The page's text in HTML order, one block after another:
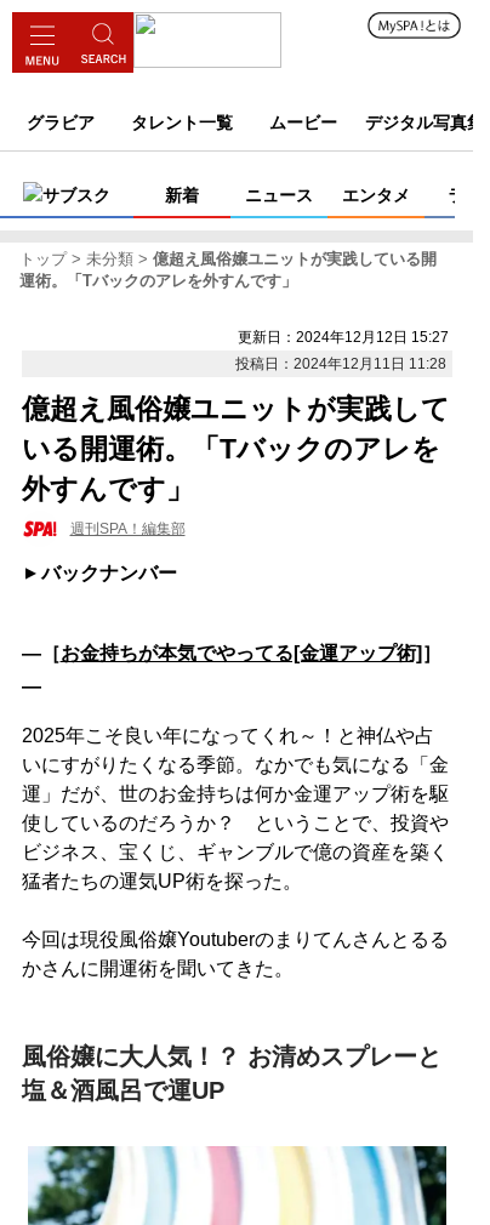
グラビア タレント一覧 ムービー デジタル写真集
サブスク 新着 ニュース エンタメ ライフ
トップ 未分類
億超え風俗嬢ユニットが実践している開
運術。「Tバックのアレを外すんです」
更新日：2024年12月12日 15:27
投稿日：2024年12月11日 11:28
億超え風俗嬢ユニットが実践して
いる開運術。「Tバックのアレを
外すんです」
週刊SPA！編集部
バックナンバー
―［お金持ちが本気でやってる[金運アップ術] ］
―
2025年こそ良い年になってくれ～！と神仏や占
いにすがりたくなる季節。なかでも気になる「金
運」だが、世のお金持ちは何か金運アップ術を駆
使しているのだろうか？ ということで、投資や
ビジネス、宝くじ、ギャンブルで億の資産を築く
猛者たちの運気UP術を探った。
今回は現役風俗嬢Youtuberのまりてんさんとるる
かさんに開運術を聞いてきた。
風俗嬢に大人気！？ お清めスプレーと
塩＆酒風呂で運UP